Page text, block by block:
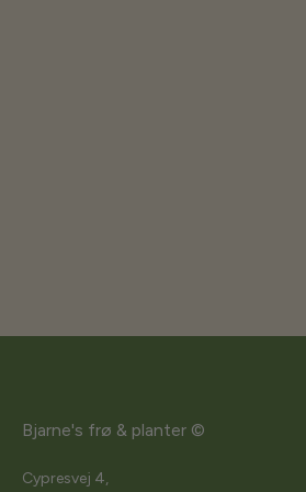
Bjarne's frø & planter ©
Cypresvej 4,